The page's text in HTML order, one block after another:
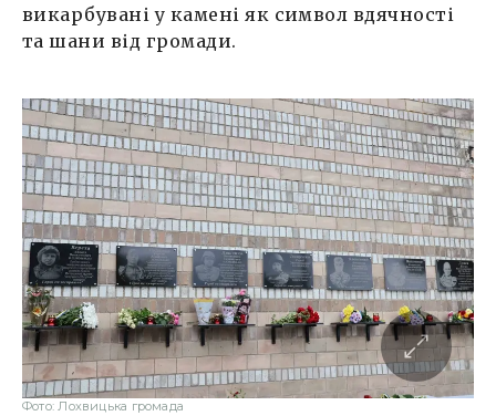
викарбувані у камені як символ вдячності
та шани від громади.
Фото: Лохвицька громада